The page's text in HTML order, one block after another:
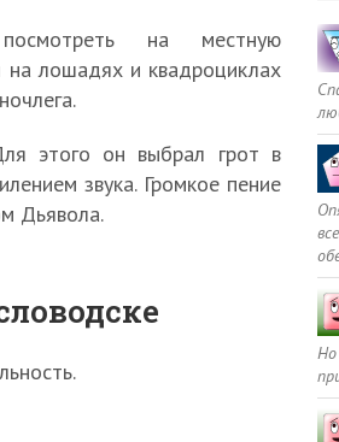
на местную
на лошадях и квадроциклах
этого он выбрал грот в
звука. Громкое пение
Дьявола.